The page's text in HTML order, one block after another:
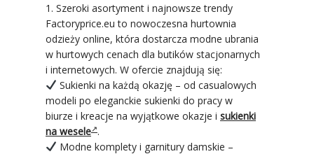
1. Szeroki asortyment i najnowsze trendy
Factoryprice.eu to nowoczesna hurtownia
odzieży online, która dostarcza modne ubrania
w hurtowych cenach dla butików stacjonarnych
i internetowych. W ofercie znajdują się:
Sukienki na każdą okazję – od casualowych
modeli po eleganckie sukienki do pracy w
biurze i kreacje na wyjątkowe okazje i sukienki
na wesele .
Modne komplety i garnitury damskie –